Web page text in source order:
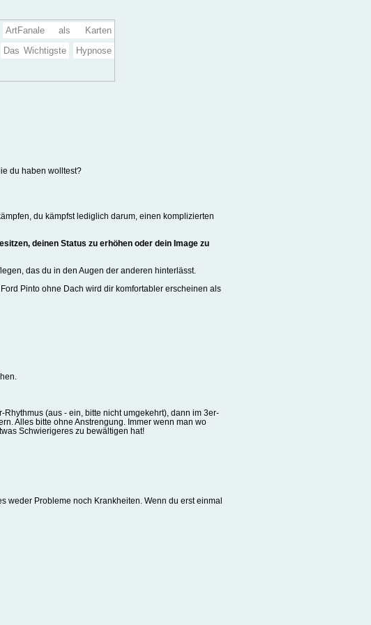
ArtFanale als Karten
Das Wichtigste
Hypnose
du haben wolltest?
du kämpfst lediglich darum, einen komplizierten
deinen Status zu erhöhen oder dein Image zu
das du in den Augen der anderen hinterlässt.
Pinto ohne Dach wird dir komfortabler erscheinen als
(aus - ein, bitte nicht umgekehrt), dann im 3er-
Alles bitte ohne Anstrengung. Immer wenn man wo
Schwierigeres zu bewältigen hat!
weder Probleme noch Krankheiten. Wenn du erst einmal